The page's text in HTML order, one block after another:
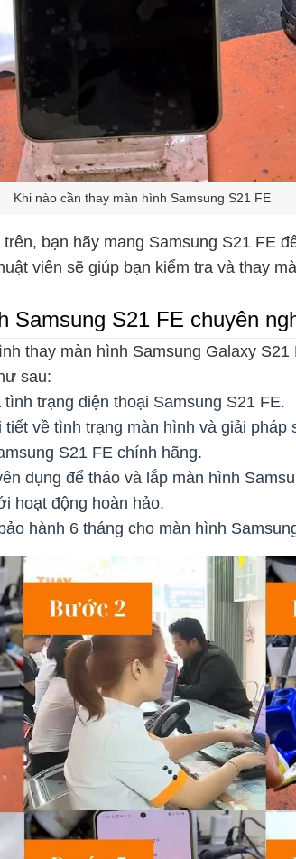
Khi nào cần thay màn hình Samsung S21 FE
bạn hãy mang Samsung S21 FE
viên sẽ giúp bạn kiểm tra và thay
Samsung S21 FE chuyên
thay màn hình Samsung Galaxy
sau:
trạng điện thoại Samsung S21 FE.
về tình trạng màn hình và giải pháp
S21 FE chính hãng.
dụng để tháo và lắp màn hình
hoạt động hoàn hảo.
hành 6 tháng cho màn hình